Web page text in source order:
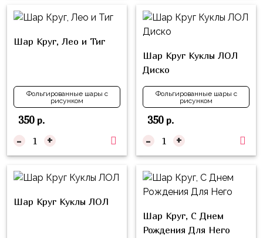
Шар Круг, Лео и Тиг
Фольгированные шары с
рисунком
350р.
- +
Шар Круг Куклы ЛОЛ
Диско
Фольгированные шары с
рисунком
350р.
- +
Шар Круг Куклы ЛОЛ
Шар Круг, С Днем
Рождения Для Него
Готовые
из
Шары
с
фигуры
Мой
Маленький
Пони
Буба
Лунтик
Чебурашка
ниндзя
Фиксики